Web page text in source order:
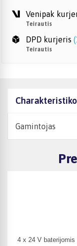
Venipak
Teirautis
DPD kurjeris (
Teirautis
Gamintojas
4 x 24 V baterijomis